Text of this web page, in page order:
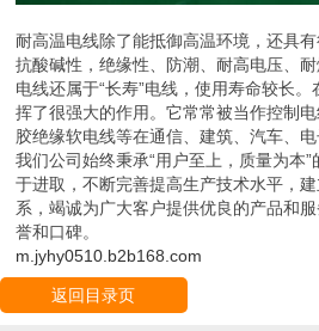
耐高温电线除了能抵御高温环境，还具有
抗酸碱性，绝缘性、防潮、耐高电压、
电线还属于“长寿”电线，使用寿命较长
挥了很强大的作用。它常常被当作控制
胶绝缘软电线等在通信、建筑、汽车、电
我们公司始终秉承“用户至上，质量为本
于进取，不断完善提高生产技术水平，
系，竭诚为广大客户提供优良的产品和
誉和口碑。
m.jyhy0510.b2b168.com
返回目录页